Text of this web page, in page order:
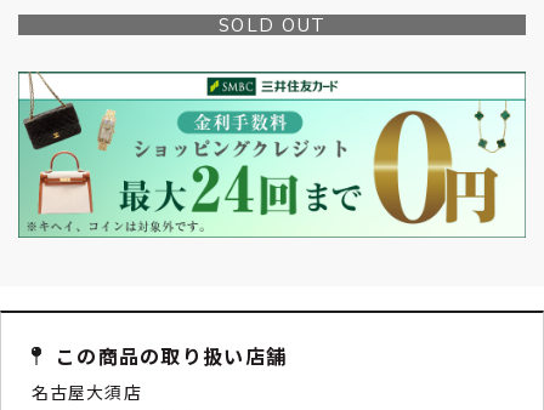
SOLD OUT
この商品の取り扱い店舗
名古屋大須店